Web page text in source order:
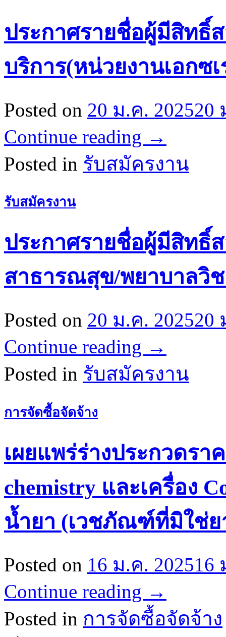
ประกาศรายชื่อผู้มีสิทธิ์
บริการ(หน่วยงานเอกซเ
Posted on 20 ม.ค. 202520
Continue reading →
Posted in รับสมัครงาน
รับสมัครงาน
ประกาศรายชื่อผู้มีสิทธิ์
สาธารณสุข/พยาบาลวิ
Posted on 20 ม.ค. 202520
Continue reading →
Posted in รับสมัครงาน
การจัดซื้อจัดจ้าง
เผยแพร่ร่างประกวดรา
chemistry และเครื่อง
น้ำยา (เวชภัณฑ์ที่มิใช่ย
Posted on 16 ม.ค. 202516
Continue reading →
Posted in การจัดซื้อจัดจ้าง